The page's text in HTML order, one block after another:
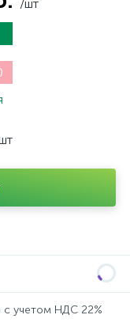
/шт
с учетом НДС 22%